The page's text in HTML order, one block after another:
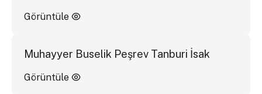
Görüntüle
Muhayyer Buselik Peşrev Tanburi İsak
Görüntüle